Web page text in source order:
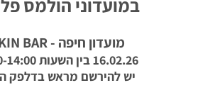
במועדוני הולמס
מועדון חיפה - SKIN BAR
16.02.26 בין השעות 09:30-14:00
יש להירשם מראש בדלפק